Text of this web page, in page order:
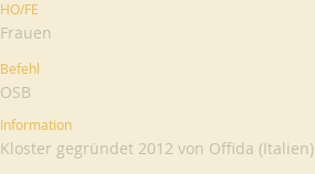
HO/FE
Frauen
Befehl
OSB
Information
Kloster gegründet 2012 von Offida (Italien)